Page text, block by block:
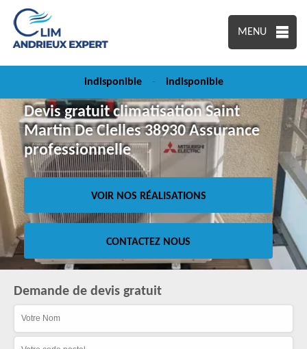
MENU
indisponible - indisponible
Devis gratuit climatisation Saint
Martin De Clelles 38930 Assurance
professionnelle
VOIR NOS RÉALISATIONS
CONTACTEZ NOUS
Demande de devis gratuit